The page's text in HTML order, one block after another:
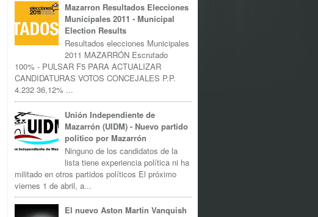
Mazarron Resultados Elecciones
Municipales 2011 - Municipal
Election Results
Resultados elecciones Municipales
2011 MAZARRÓN Escrutado
100% - PULSAR F5 PARA ACTUALIZAR
CANDIDATURAS VOTOS CONCEJALES P.P.
4.232 36,12% ...
Unión Independiente de
Mazarrón (UIDM) - Nuevo partido
politico por Mazarrón
Ninguno de los candidatos de la
lista tiene experiencia política ni ha
militado en otros partidos políticos El próximo
viernes 1 de abril, a...
El nuevo Aston Martin Vanquish